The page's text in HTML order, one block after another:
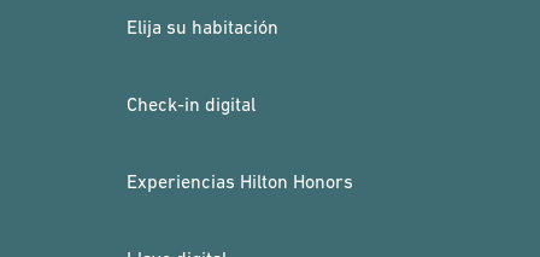
Elija su habitación
Check-in digital
Experiencias Hilton Honors